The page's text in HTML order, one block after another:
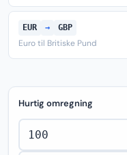
EUR → GBP
Euro til Britiske Pund
Hurtig omregning